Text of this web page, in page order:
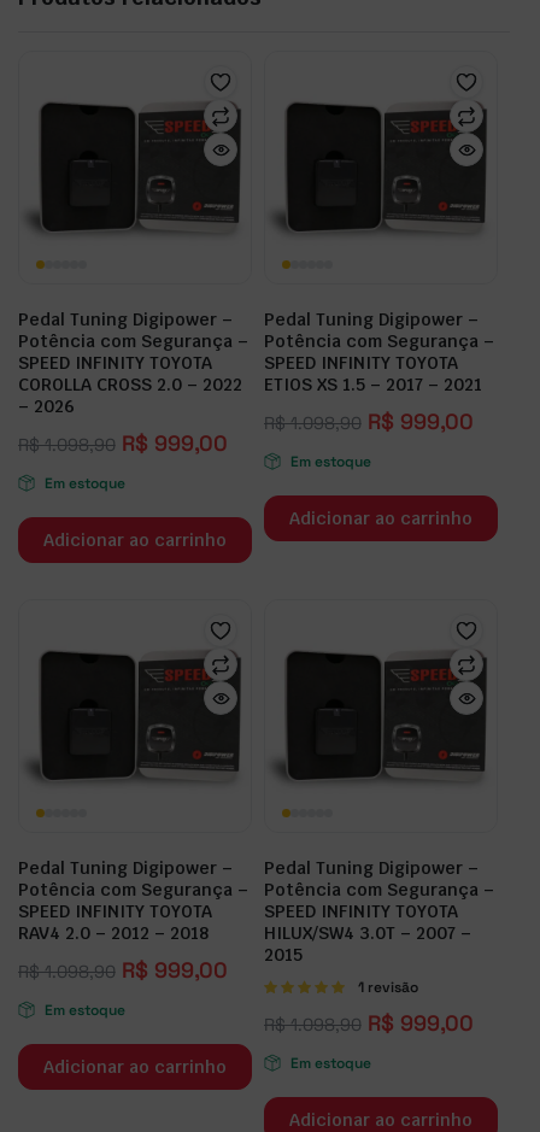
Pedal Tuning Digipower –
Potência com Segurança –
SPEED INFINITY TOYOTA
COROLLA CROSS 2.0 – 2022
– 2026
R$1.098,90 R$ 999,00
Em estoque
Adicionar ao carrinho
Pedal Tuning Digipower –
Potência com Segurança –
SPEED INFINITY TOYOTA
ETIOS XS 1.5 – 2017 – 2021
R$1.098,90 R$ 999,00
Em estoque
Adicionar ao carrinho
Pedal Tuning Digipower –
Potência com Segurança –
SPEED INFINITY TOYOTA
RAV4 2.0 – 2012 – 2018
R$1.098,90 R$ 999,00
Em estoque
Adicionar ao carrinho
Pedal Tuning Digipower –
Potência com Segurança –
SPEED INFINITY TOYOTA
HILUX/SW4 3.0T – 2007 –
2015
Avaliação
1 revisão
R$1.098,90 R$ 999,00
Em estoque
Adicionar ao carrinho